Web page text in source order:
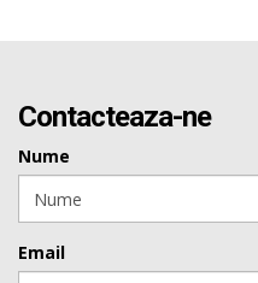
Contacteaza-ne
Nume
Email